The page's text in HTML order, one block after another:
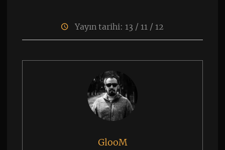
Yayın tarihi: 13 / 11 / 12
GlooM